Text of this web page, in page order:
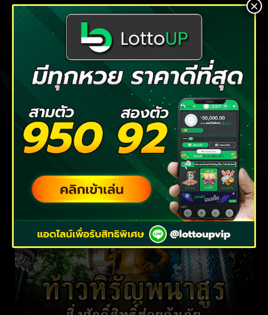
สายมูต้องมาดู! เคล็ดลับขอพร พระแม่ลักษมี อย่างไร
10/02/2022
×